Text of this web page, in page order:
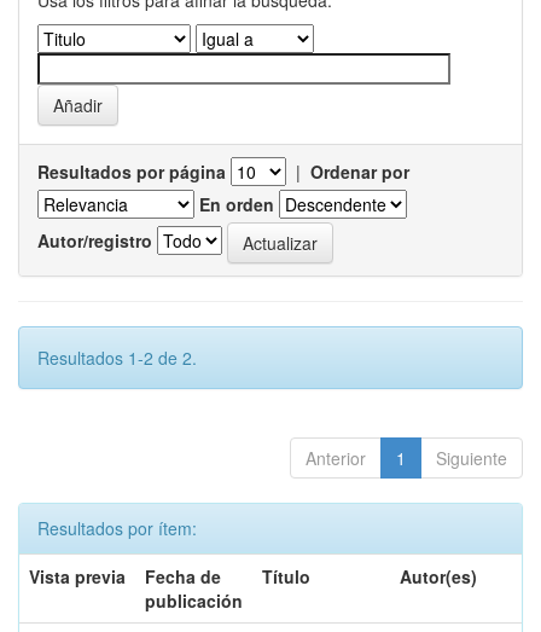
Resultados por página | Ordenar por
En orden
Autor/registro
Resultados 1-2 de 2.
Anterior 1 Siguiente
Resultados por ítem:
Vista previa
Fecha de
publicación
Título Autor(es)